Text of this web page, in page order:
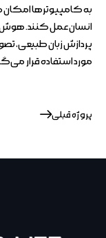
به کامپیوترها
انسان عمل کنند. هوش
پردازش زبان طبیعی،
مورد استفاده قرار
پروژه قبلی